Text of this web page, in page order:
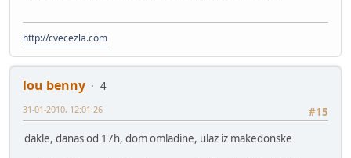
http://cvecezla.com
lou benny
4
#15
31-01-2010, 12:01:26
dakle, danas od 17h, dom omladine, ulaz iz makedonske